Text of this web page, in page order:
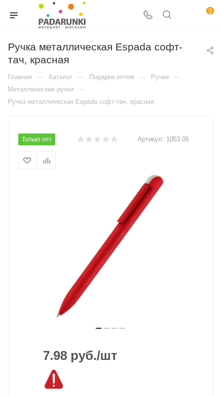
0
Ручка металлическая Espada софт-
тач, красная
Главная — Каталог — Подарки оптом — Ручки —
Металлические ручки —
Ручка металлическая Espada софт-тач, красная
Только опт Артикул: 1053.05
7.98 руб./шт